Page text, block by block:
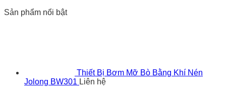
Sản phẩm nổi bật
Thiết Bị Bơm Mỡ Bò Bằng Khí Nén
Jolong BW301 Liên hệ